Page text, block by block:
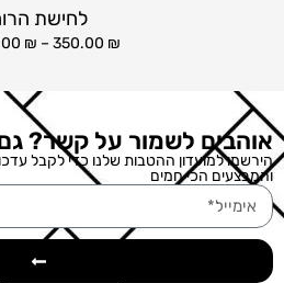
לחישת
350.00 ₪
–
₪
אוהבים לשמור על קשר?
הירשמו למועדון ההטבות שלנו כדי לקבל
והמבצעים הכי חמים